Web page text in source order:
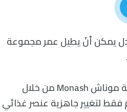
يمكن أنْ يطيل عمر مجموعة
وجدَ باحثون من كلية علوم الاحياء Biological Sciences في جامعة موناش Monash من خلال
فقط لتغيير جاهزية عنصر غذائي